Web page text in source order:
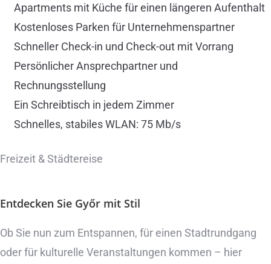
Apartments mit Küche für einen längeren Aufenthalt
Kostenloses Parken für Unternehmenspartner
Schneller Check-in und Check-out mit Vorrang
Persönlicher Ansprechpartner und
Rechnungsstellung
Ein Schreibtisch in jedem Zimmer
Schnelles, stabiles WLAN: 75 Mb/s
Freizeit & Städtereise
Entdecken Sie Győr mit Stil
Ob Sie nun zum Entspannen, für einen Stadtrundgang
oder für kulturelle Veranstaltungen kommen – hier